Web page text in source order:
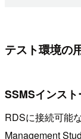
テスト環境の
SSMSインスト
RDSに接続可能
Management